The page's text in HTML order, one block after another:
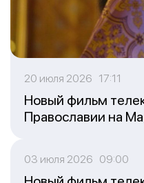
20 июля 2026 17:11
Новый фильм
Православии на
03 июля 2026 09:00